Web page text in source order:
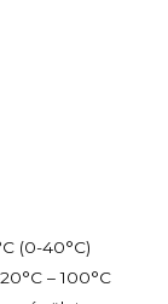
(0-40°C)
– 100°C